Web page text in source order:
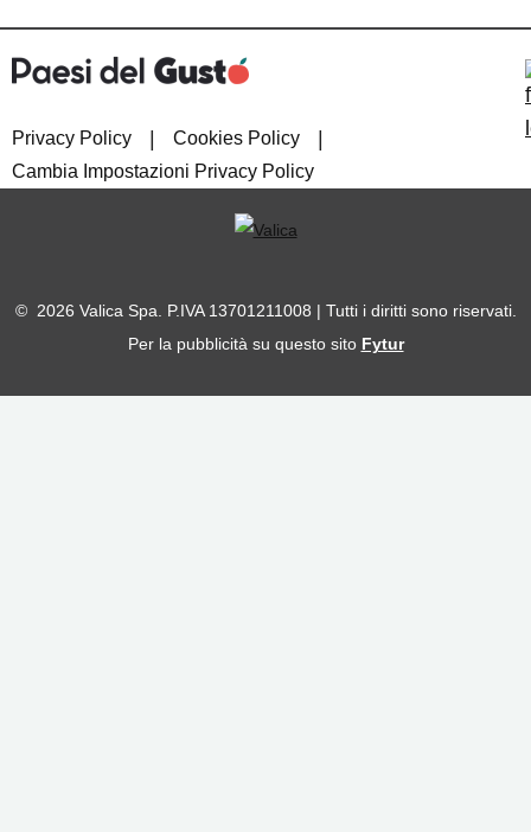
Privacy Policy | Cookies Policy |
Cambia Impostazioni Privacy Policy
© 2026 Valica Spa. P.IVA 13701211008 | Tutti i diritti sono riservati.
Per la pubblicità su questo sito Fytur